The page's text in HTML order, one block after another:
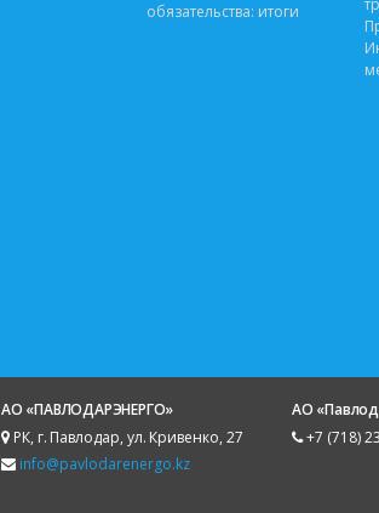
обязательства: итоги
АО «ПАВЛОДАРЭНЕРГО»
РК, г. Павлодар, ул. Кривенко, 27
info@pavlodarenergo.kz
АО
+7 (718)